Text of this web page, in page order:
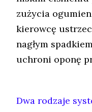
zużycia
kierowcę
nagłym
uchroni oponę
Dwa rodzaje